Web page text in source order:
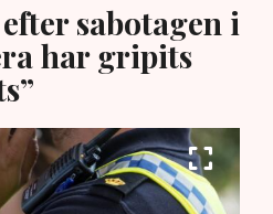
sabotagen i
har gripits